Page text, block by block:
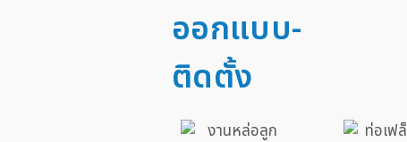
ออกแบบ-
ติดตั้ง